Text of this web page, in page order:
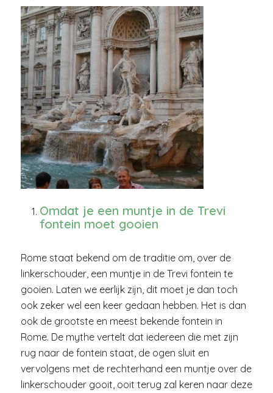
Omdat je een muntje in de Trevi
fontein moet gooien
Romestaat bekend om de traditie om, over de
linkerschouder, een muntje in de Trevi fontein te
gooien. Laten we eerlijk zijn, dit moet je dan toch
ook zeker wel een keer gedaan hebben. Het is dan
ook de grootste en meest bekende fontein in
Rome. De mythe vertelt dat iedereen die met zijn
rug naar de fontein staat, de ogen sluit en
vervolgens met de rechterhand een muntje over de
linkerschouder gooit, ooit terug zal keren naar deze